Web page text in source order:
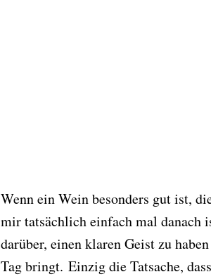
Wenn ein Wein besonders gut ist,
mir tatsächlich einfach mal
darüber, einen klaren Geist zu
Tag bringt. Einzig die Tatsache,